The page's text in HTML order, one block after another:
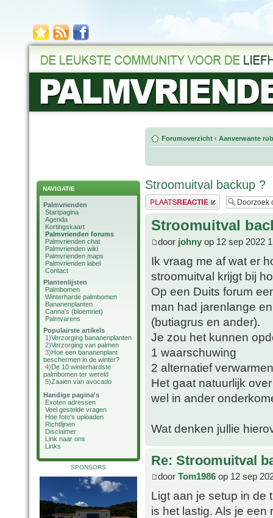
NAVIGATIE
Palmvrienden
Startpagina
Agenda
Kortingskaart
Palmvrienden forums
Palmvrienden chat
Palmvrienden wiki
Palmvrienden maps
Palmvrienden label
Contact
Plantenlijsten
Palmbomen
Winterharde palmbomen
Bananenplanten
Canna's (bloemriet)
Palmvarens
Populairste artikels
1)Verzorging bananenplanten
2)Verzorging van palmen
3)Hoe een bananenplant
beschermen in de winter?
4)De 10 winterhardste
palmbomen ter wereld
5)Zaaien van avocado
Handige pagina's
Exoten adressen
Veel gestelde vragen
Hoe foto's uploaden
Richtlijnen
Disclaimer
Link naar ons
Links
SPONSORS
Forumoverzicht ‹ Aanverwante
Stroomuitval backup ?
Plaats een reactie
Stroomuitval
door johny op 12 sep 2022
Ik vraag me af wat er
stroomuitval krijgt bij
Op een Duits forum
man had jarenlange
(butiagrus en ander).
Je zou het kunnen
1 waarschuwing
2 alternatief verwarmen
Het gaat natuurlijk
wel in ander
Wat denken jullie
Re: Stroomuitval
door Tom1986 op 12 sep
Ligt aan je setup in de
is het lastig. Als je een